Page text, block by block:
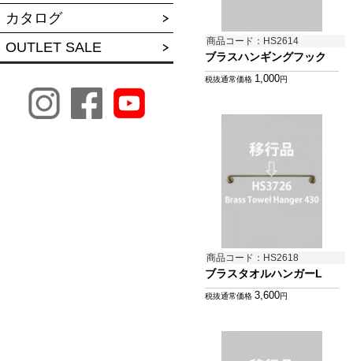
カタログ
OUTLET SALE
商品コード：HS2614
ブラスハンギングフック
税抜通常価格 1,000円
商品コード：HS2618
ブラスタオルハンガーL
税抜通常価格 3,600円